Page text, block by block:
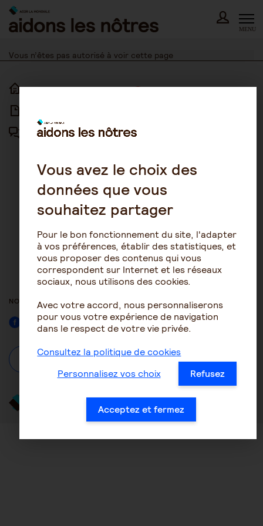
Skip
content
MENU
Vous n’êtes pas autorisé à voir cette page
ACCUEIL
FORUM
PLAN DU SITE
D’UTILISATION
POLITIQUE DE PROTECTION DES
GESTION DES COOKIES
ACCESSIBILITÉ : NON
CONFORME
NOUS SUIVRE
Facebook
À propos Se connecter / S'inscrire
Vous avez le choix des
données que vous
souhaitez partager
Pour le bon fonctionnement du site, l'adapter
à vos préférences, établir des statistiques, et
vous proposer des contenus qui vous
correspondent sur Internet et les réseaux
sociaux, nous utilisons des cookies.
Avec votre accord, nous personnaliserons
pour vous votre expérience de navigation
dans le respect de votre vie privée.
Consultez la politique de cookies
Personnalisez vos choix
Refusez
Acceptez et fermez